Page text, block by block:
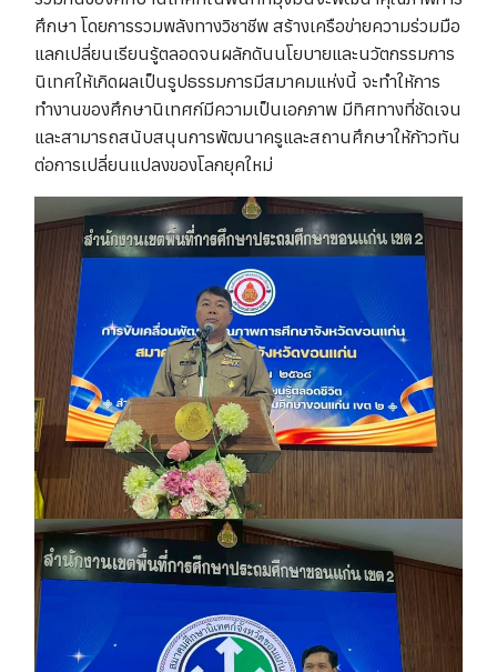
ศึกษา โดยการรวมพลังทางวิชาชีพ สร้างเครือข่ายความร่วมมือ
แลกเปลี่ยนเรียนรู้ตลอดจนผลักดันนโยบายและนวัตกรรมการ
นิเทศให้เกิดผลเป็นรูปธรรมการมีสมาคมแห่งนี้ จะทำให้การ
ทำงานของศึกษานิเทศก์มีความเป็นเอกภาพ มีทิศทางที่ชัดเจน
และสามารถสนับสนุนการพัฒนาครูและสถานศึกษาให้ก้าวทัน
ต่อการเปลี่ยนแปลงของโลกยุคใหม่